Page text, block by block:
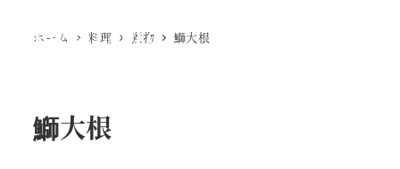
Ewig Leere
ホーム 料理 煮物 鰤大根
鰤大根